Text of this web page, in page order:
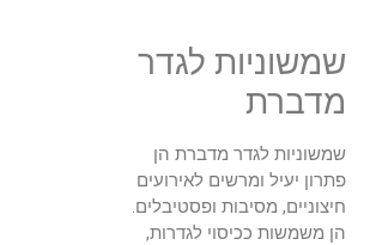
שמשוניות לגדר
מדברת
שמשוניות לגדר מדברת הן
פתרון יעיל ומרשים לאירועים
חיצוניים, מסיבות ופסטיבלים.
הן משמשות ככיסוי לגדרות,